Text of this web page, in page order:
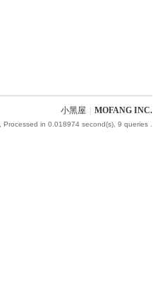
小黑屋 MOFANG INC.
, Processed in 0.018974 second(s), 9 queries .